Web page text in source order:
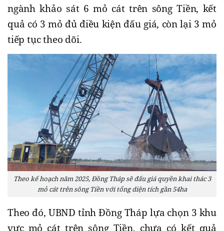
ngành khảo sát 6 mỏ cát trên sông Tiền, kết
quả có 3 mỏ đủ điều kiện đấu giá, còn lại 3 mỏ
tiếp tục theo dõi.
Theo kế hoạch năm 2025, Đồng Tháp sẽ đấu giá quyền khai thác 3
mỏ cát trên sông Tiền với tổng diện tích gần 54ha
Theo đó, UBND tỉnh Đồng Tháp lựa chọn 3 khu
vực mỏ cát trên sông Tiền, chưa có kết quả